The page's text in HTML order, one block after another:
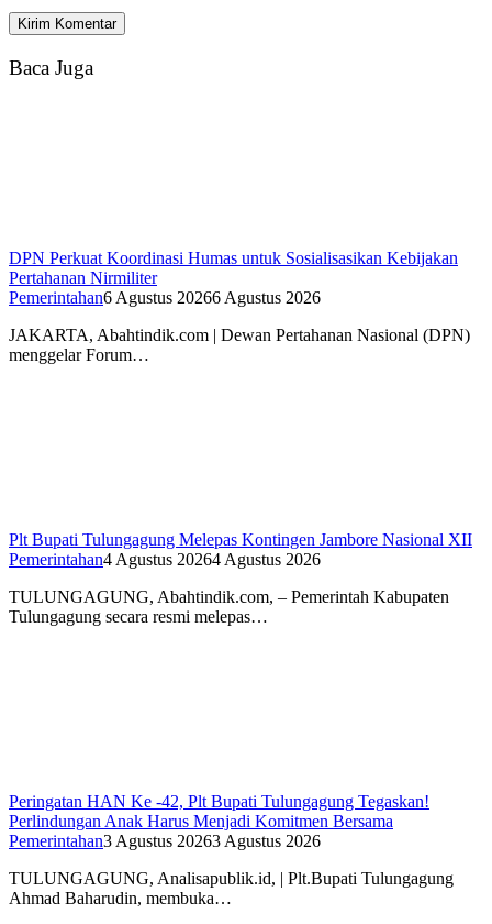
Baca Juga
DPN Perkuat Koordinasi Humas untuk Sosialisasikan Kebijakan
Pertahanan Nirmiliter
Pemerintahan6 Agustus 20266 Agustus 2026
JAKARTA, Abahtindik.com | Dewan Pertahanan Nasional (DPN)
menggelar Forum…
Plt Bupati Tulungagung Melepas Kontingen Jambore Nasional XII
Pemerintahan4 Agustus 20264 Agustus 2026
TULUNGAGUNG, Abahtindik.com, – Pemerintah Kabupaten
Tulungagung secara resmi melepas…
Peringatan HAN Ke -42, Plt Bupati Tulungagung Tegaskan!
Perlindungan Anak Harus Menjadi Komitmen Bersama
Pemerintahan3 Agustus 20263 Agustus 2026
TULUNGAGUNG, Analisapublik.id, | Plt.Bupati Tulungagung
Ahmad Baharudin, membuka…